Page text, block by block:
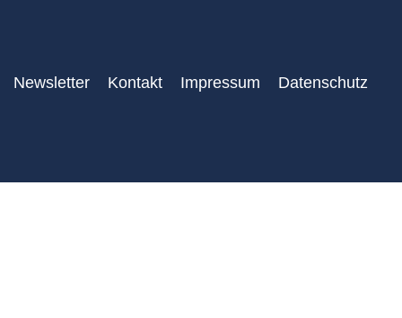
Newsletter Kontakt Impressum Datenschutz